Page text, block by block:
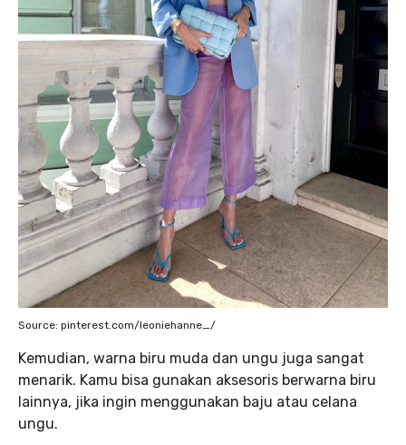
Source: pinterest.com/leoniehanne_/
Kemudian, warna biru muda dan ungu juga sangat
menarik. Kamu bisa gunakan aksesoris berwarna biru
lainnya, jika ingin menggunakan baju atau celana
ungu.